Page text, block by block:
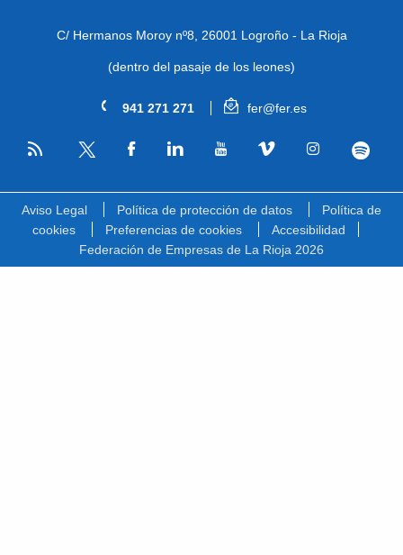
C/ Hermanos Moroy nº8, 26001 Logroño - La Rioja
(dentro del pasaje de los leones)
941 271 271 fer@fer.es
RSS
Aviso Legal Política de protección de datos
Política de
cookies
Preferencias de cookies
Accesibilidad
Federación de Empresas de La Rioja 2026